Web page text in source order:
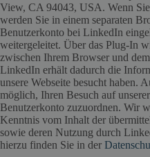
View, CA 94043, USA. Wenn
werden Sie in einem separaten
Benutzerkonto bei LinkedIn
weitergeleitet. Über das Plug-In
zwischen Ihrem Browser und
LinkedIn erhält dadurch die
unsere Webseite besucht haben.
möglich, Ihren Besuch auf
Benutzerkonto zuzuordnen. Wir
Kenntnis vom Inhalt der
sowie deren Nutzung durch
hierzu finden Sie in der